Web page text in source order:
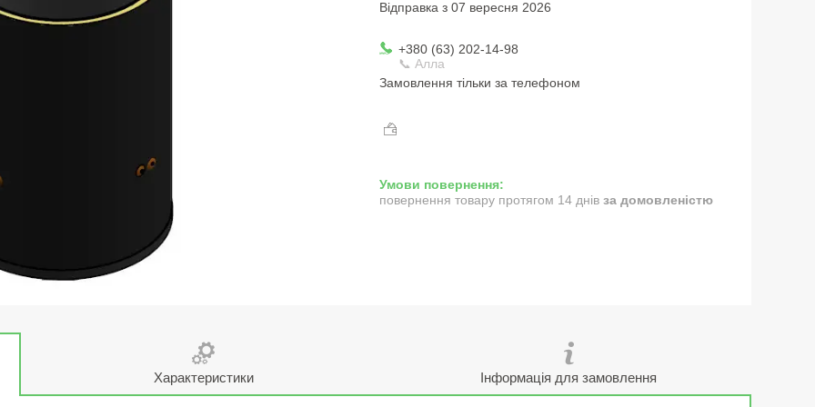
Відправка з 07 вересня 2026
+380 (63) 202-14-98
📞 Алла
Замовлення тільки за телефоном
повернення товару протягом 14 днів за домовленістю
Характеристики Інформація для замовлення